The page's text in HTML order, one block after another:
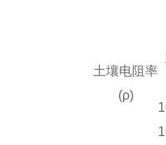
土壤电阻率
(ρ)